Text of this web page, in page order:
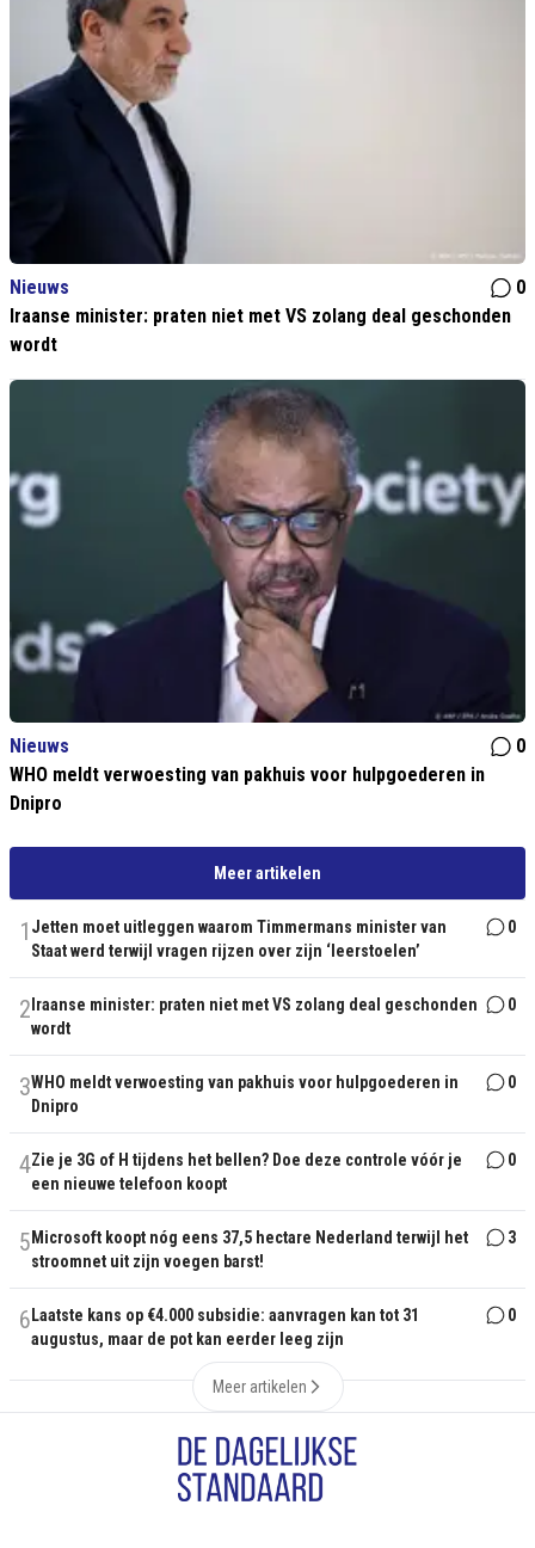
Nieuws
0
Iraanse minister: praten niet met VS zolang deal geschonden
wordt
Nieuws
0
WHO meldt verwoesting van pakhuis voor hulpgoederen in
Dnipro
Meer artikelen
1 Jetten moet uitleggen waarom Timmermans minister van
Staat werd terwijl vragen rijzen over zijn ‘leerstoelen’
0
2 Iraanse minister: praten niet met VS zolang deal geschonden
wordt
0
3WHO meldt verwoesting van pakhuis voor hulpgoederen in
Dnipro
0
4Zie je 3G of H tijdens het bellen? Doe deze controle vóór je
een nieuwe telefoon koopt
0
5 Microsoft koopt nóg eens 37,5 hectare Nederland terwijl het
stroomnet uit zijn voegen barst!
3
6 Laatste kans op €4.000 subsidie: aanvragen kan tot 31
augustus, maar de pot kan eerder leeg zijn
0
Meer artikelen